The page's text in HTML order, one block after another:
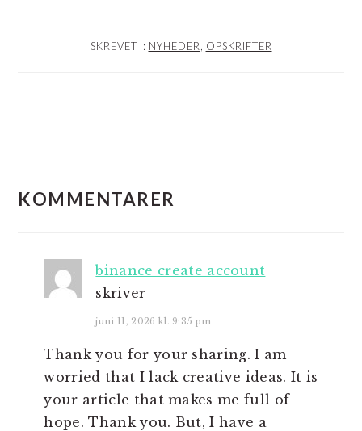
SKREVET I: NYHEDER OPSKRIFTER
LÆSERINTERAKTIONER
KOMMENTARER
binance create account
skriver
juni 11, 2026 kl. 9:35 pm
Thank you for your sharing. I am
worried that I lack creative ideas. It is
your article that makes me full of
hope. Thank you. But, I have a